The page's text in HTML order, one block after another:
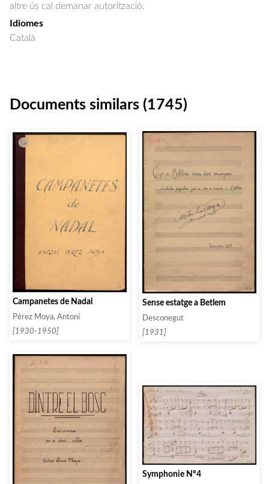
altre ús cal demanar autorització.
Idiomes
Català
Documents similars (1745)
Campanetes de Nadal
Pérez Moya, Antoni
[1930-1950]
Sense estatge a Betlem
Desconegut
[1931]
Symphonie Nº4